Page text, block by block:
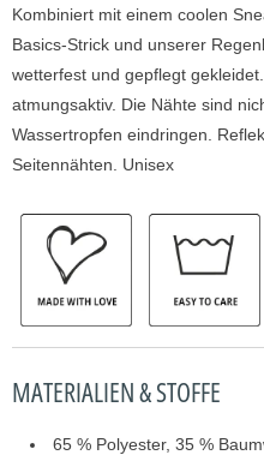
Kombiniert mit einem coolen
Basics-Strick und unserer
wetterfest und gepflegt
atmungsaktiv. Die Nähte sind
Wassertropfen eindringen.
Seitennähten. Unisex
MATERIALIEN & STOFFE
65 % Polyester, 35 %